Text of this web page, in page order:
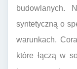
budowlanych.
syntetyczną o
warunkach.
które łączą w